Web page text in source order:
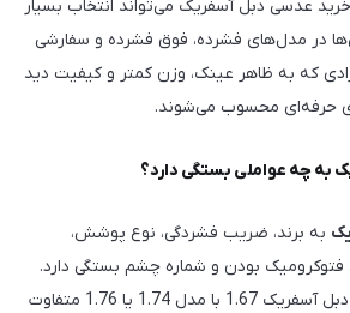
عدسی دبل آسفریک می‌تواند انتخاب بسیار
در مدل‌های فشرده، فوق فشرده و سفارشی
که به ظاهر عینک، وزن کمتر و کیفیت دید
حرفه‌ای محسوب می‌شوند.
چه عواملی بستگی دارد؟
به برند، ضریب فشردگی، نوع پوشش،
فتوکرومیک بودن و شماره چشم بستگی دارد.
برای مثال، قیمت عدسی دبل آسفریک 1.67 با مدل 1.74 یا 1.76 متفاوت